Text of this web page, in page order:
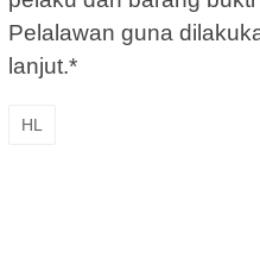
Pelalawan guna
lanjut.*
HL